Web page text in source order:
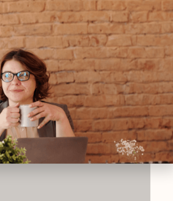
y acompañar a sus pacientes a
creativas en el ámbito
y compartir sus pensamientos con
.
2024.